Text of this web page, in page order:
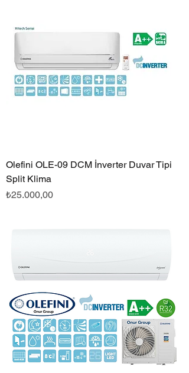
Olefini OLE-09 DCM İnverter Duvar Tipi
Split Klima
Fiyat
₺25.000,00